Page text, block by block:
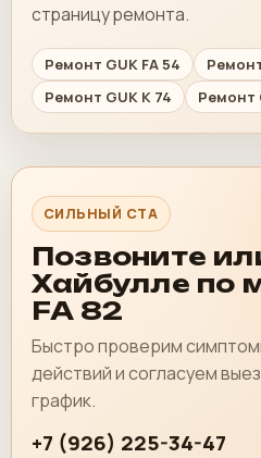
страницу ремонта.
Ремонт GUK FA 54
Ремонт GUK K 74
Ремонт
СИЛЬНЫЙ CTA
Позвоните
Хайбулле по
FA 82
Быстро проверим
действий и согласуем
график.
+7 (926) 225-34-47